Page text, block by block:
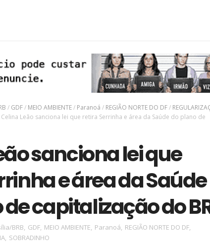
/ GDF/ MEIO AMBIENTE/ Paranoá / REGIÃO NORTE DO DF/
Celina Leão sanciona lei que retira Serrinha e área da Saúde do plano de
sanciona lei que
e área da Saúde
capitalização do
BRB, GDF, MEIO AMBIENTE, Paranoá, REGIÃO NORTE DO DF,
, SOBRADINHO